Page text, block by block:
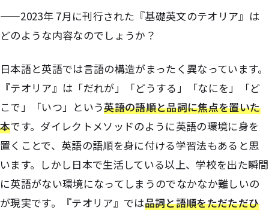
——2023年 7月に刊行された『基礎英文のテオリア』は
どのような内容なのでしょうか？
日本語と英語では言語の構造がまったく異なっています。
『テオリア』は「だれが」「どうする」「なにを」「ど
こで」「いつ」という英語の語順と品詞に焦点を置いた
本です。ダイレクトメソッドのように英語の環境に身を
置くことで、英語の語順を身に付ける学習法もあると思
います。しかし日本で生活している以上、学校を出た瞬間
に英語がない環境になってしまうのでなかなか難しいの
が現実です。『テオリア』では品詞と語順をただただひ